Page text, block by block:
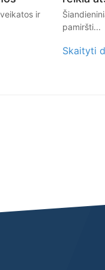
ir
pamiršti...
Skaityti